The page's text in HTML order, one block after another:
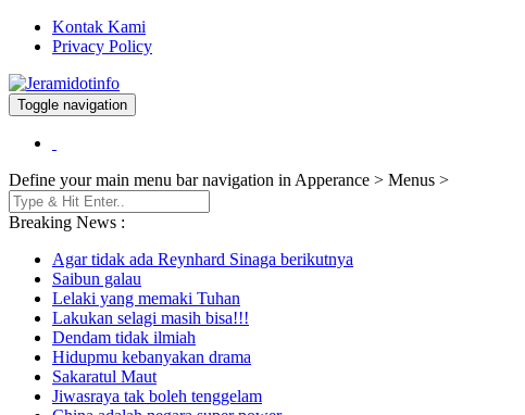
Kontak Kami
Privacy Policy
Jeramidotinfo
Berita dan Informasi Terkini
Toggle navigation
Define your main menu bar navigation in Apperance > Menus >
Breaking News :
Agar tidak ada Reynhard Sinaga berikutnya
Saibun galau
Lelaki yang memaki Tuhan
Lakukan selagi masih bisa!!!
Dendam tidak ilmiah
Hidupmu kebanyakan drama
Sakaratul Maut
Jiwasraya tak boleh tenggelam